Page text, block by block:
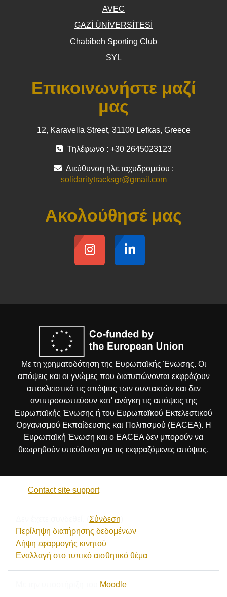
AVEC
GAZİ ÜNİVERSİTESİ
Chabibeh Sporting Club
SYL
Επικοινωνήστε μαζί
μας
12, Karavella Street, 31100 Lefkas, Greece
Τηλέφωνο : +30 2645023123
Διεύθυνση ηλε.ταχυδρομείου :
solidaritytracksgr@gmail.com
Ακολούθησέ μας
Με τη χρηματοδότηση της Ευρωπαϊκής Ένωσης. Οι
απόψεις και οι γνώμες που διατυπώνονται εκφράζουν
αποκλειστικά τις απόψεις των συντακτών και δεν
αντιπροσωπεύουν κατ' ανάγκη τις απόψεις της
Ευρωπαϊκής Ένωσης ή του Ευρωπαϊκού Εκτελεστικού
Οργανισμού Εκπαίδευσης και Πολιτισμού (EACEA). Η
Ευρωπαϊκή Ένωση και ο EACEA δεν μπορούν να
θεωρηθούν υπεύθυνοι για τις εκφραζόμενες απόψεις.
Contact site support
Σύνδεση
Περίληψη διατήρησης δεδομένων
Λήψη εφαρμογής κινητού
Εναλλαγή στο τυπικό αισθητικό θέμα
Moodle